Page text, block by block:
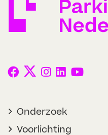
Onderzoek
Voorlichting